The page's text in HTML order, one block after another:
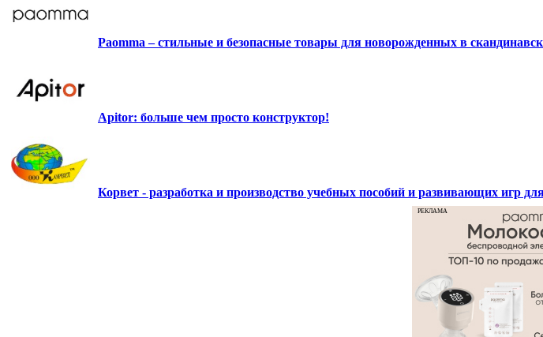
Paomma – стильные и безопасные товары для новорожденных в
Apitor: больше чем просто конструктор!
Корвет - разработка и производство учебных пособий и развивающих игр
РЕКЛАМА